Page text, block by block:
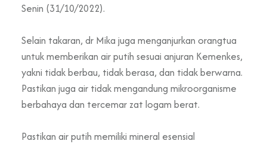
Senin (31/10/2022).
Selain takaran, dr Mika juga menganjurkan orangtua
untuk memberikan air putih sesuai anjuran Kemenkes,
yakni tidak berbau, tidak berasa, dan tidak berwarna.
Pastikan juga air tidak mengandung mikroorganisme
berbahaya dan tercemar zat logam berat.
Pastikan air putih memiliki mineral esensial